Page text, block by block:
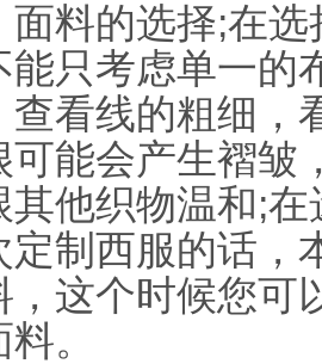
的选择;在选
能只考虑单一的
查看线的粗细，
可能会产生褶皱
其他织物温和;
定制西服的话，
，这个时候您可
。